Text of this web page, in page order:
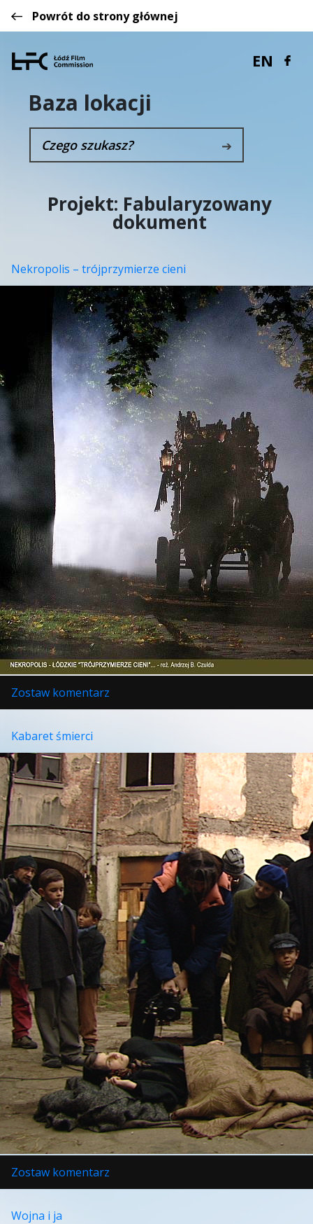
Powrót do strony głównej
EN
Baza lokacji
➔
Projekt: Fabularyzowany
dokument
Nekropolis – trójprzymierze cieni
Zostaw komentarz
–
Kabaret śmierci
Zostaw komentarz
śmierci
Wojna i ja